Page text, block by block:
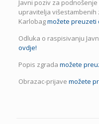
Javni poziv za
upravitelja višestambenih
Karlobagmožete preuzeti
Odluka o raspisivanju
ovdje!
Popis zgrada možete
Obrazac-prijave možete